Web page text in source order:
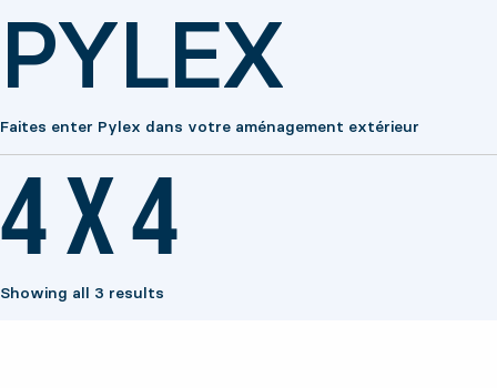
PYLEX
Faites enter Pylex dans votre aménagement extérieur
4 X 4
Showing all 3 results